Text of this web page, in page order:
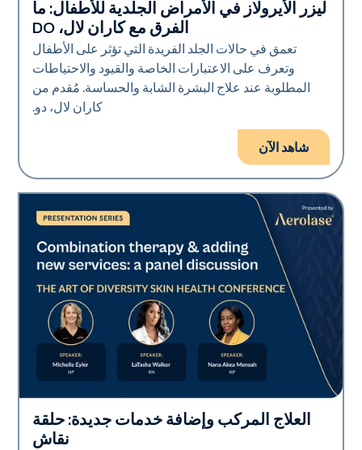
Art of Diversity
ليزر الأيرولاز في الأمراض الجلدية للأطفال: ما
الفرق مع كاران لال، DO
تعمق في حالات الجلد الفريدة التي تؤثر على الأطفال
وتعرف على الاعتبارات الخاصة والقيود والاحتياطات
المطلوبة عند علاج البشرة الشابة والحساسة. مُقدم من
كاران لال، دو.
شاهد الآن
Art of Diversity
العلاج المركب وإضافة خدمات جديدة: حلقة
نقاش